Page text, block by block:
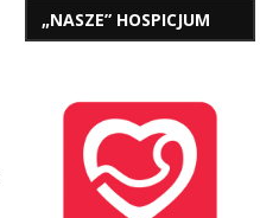
„NASZE” HOSPICJUM